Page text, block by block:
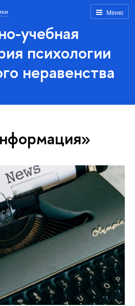
Меню
учебная
психологии
неравенства